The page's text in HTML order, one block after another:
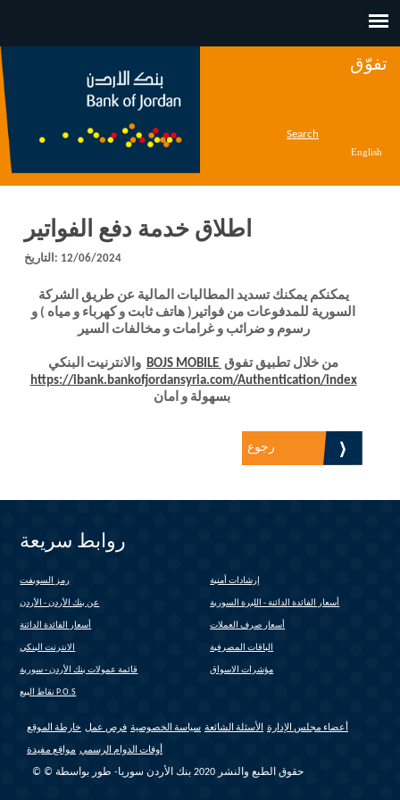
تفوّق
Search
English
اطلاق خدمة دفع الفواتير
التاريخ: 12/06/2024
يمكنكم يمكنك تسديد المطالبات المالية عن طريق الشركة
السورية للمدفوعات من فواتير( هاتف ثابت و كهرباء و مياه ) و
رسوم و ضرائب و غرامات و مخالفات السير
من خلال تطبيق تفوق
والانترنيت البنكي
https://ibank.bankofjordansyria.com/Authentication/index
بسهولة و امان
رجوع
روابط سريعة
رمز السويفت إرشادات أمنية
عن بنك الأردن - الأردن أسعار الفائدة الدائنة - الليرة السورية
أسعار الفائدة الدائنة أسعار صرف العملات
الانترنت البنكي الباقات المصرفية
قائمة عمولات بنك الأردن - سورية مؤشرات الاسواق
نقاط البيع P.O.S
خارطة الموقع فرص عمل سياسة الخصوصية الأسئلة الشائعة أعضاء مجلس الإدارة
مواقع مفيدة أوقات الدوام الرسمي
© © حقوق الطبع والنشر 2020 بنك الأردن سوريا- طور بواسطة